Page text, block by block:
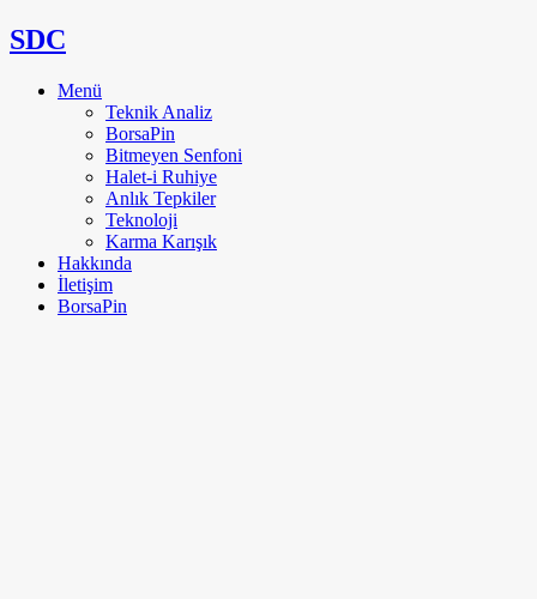
SDC
Menü
Teknik Analiz
BorsaPin
Bitmeyen Senfoni
Halet-i Ruhiye
Anlık Tepkiler
Teknoloji
Karma Karışık
Hakkında
İletişim
BorsaPin